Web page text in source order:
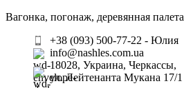
Вагонка, погонаж, деревянная палета
+38 (093) 500-77-22 - Юлия
info@nashles.com.ua
18028, Украина, Черкассы,
ул. Лейтенанта Мукана 17/1